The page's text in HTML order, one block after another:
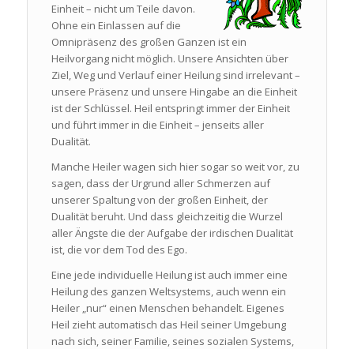
Einheit – nicht um Teile davon.
Ohne ein Einlassen auf die
Omnipräsenz des großen Ganzen ist ein
Heilvorgang nicht möglich. Unsere Ansichten über
Ziel, Weg und Verlauf einer Heilung sind irrelevant –
unsere Präsenz und unsere Hingabe an die Einheit
ist der Schlüssel. Heil entspringt immer der Einheit
und führt immer in die Einheit – jenseits aller
Dualität.
Manche Heiler wagen sich hier sogar so weit vor, zu
sagen, dass der Urgrund aller Schmerzen auf
unserer Spaltung von der großen Einheit, der
Dualität beruht. Und dass gleichzeitig die Wurzel
aller Ängste die der Aufgabe der irdischen Dualität
ist, die vor dem Tod des Ego.
Eine jede individuelle Heilung ist auch immer eine
Heilung des ganzen Weltsystems, auch wenn ein
Heiler „nur“ einen Menschen behandelt. Eigenes
Heil zieht automatisch das Heil seiner Umgebung
nach sich, seiner Familie, seines sozialen Systems,